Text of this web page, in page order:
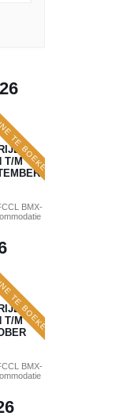
BOEKEN
5:
T/M
BMX-
BOEKEN
6:
T/M
BMX-